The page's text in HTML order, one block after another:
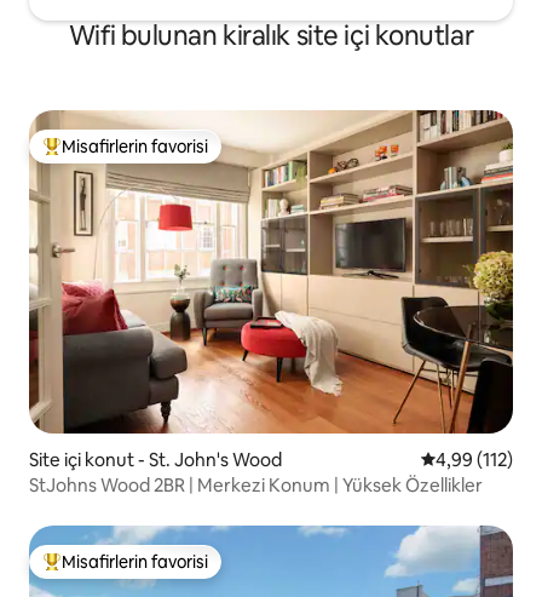
Wifi bulunan kiralık site içi konutlar
Misafirlerin favorilerinden en beğenilenler arasında
Misafirlerin favorisi
Site içi konut - St. John's Wood 5 üzerinden
4,99 (112)
StJohns Wood 2BR | Merkezi Konum | Yüksek Özellikler
Misafirlerin favorilerinden en beğenilenler arasında
Misafirlerin favorisi